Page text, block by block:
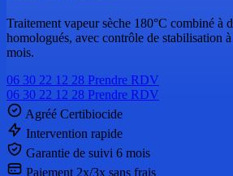
Traitement vapeur sèche 180°C combiné à
homologués, avec contrôle de stabilisation
mois.
06 30 22 12 28 Prendre RDV
06 30 22 12 28 Prendre RDV
Agréé Certibiocide
Intervention rapide
Garantie de suivi 6 mois
Paiement 2x/3x sans frais